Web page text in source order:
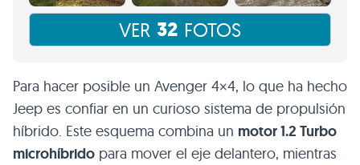
VER 32 FOTOS
Para hacer posible un Avenger 4×4, lo que ha hecho
Jeep es confiar en un curioso sistema de propulsión
híbrido. Este esquema combina un motor 1.2 Turbo
microhíbrido para mover el eje delantero, mientras